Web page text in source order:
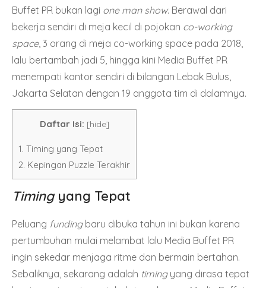
Buffet PR bukan lagi one man show. Berawal dari
bekerja sendiri di meja kecil di pojokan co-working
space, 3 orang di meja co-working space pada 2018,
lalu bertambah jadi 5, hingga kini Media Buffet PR
menempati kantor sendiri di bilangan Lebak Bulus,
Jakarta Selatan dengan 19 anggota tim di dalamnya.
Daftar Isi: [hide]
1. Timing yang Tepat
2. Kepingan Puzzle Terakhir
Timing yang Tepat
Peluang funding baru dibuka tahun ini bukan karena
pertumbuhan mulai melambat lalu Media Buffet PR
ingin sekedar menjaga ritme dan bermain bertahan.
Sebaliknya, sekarang adalah timing yang dirasa tepat